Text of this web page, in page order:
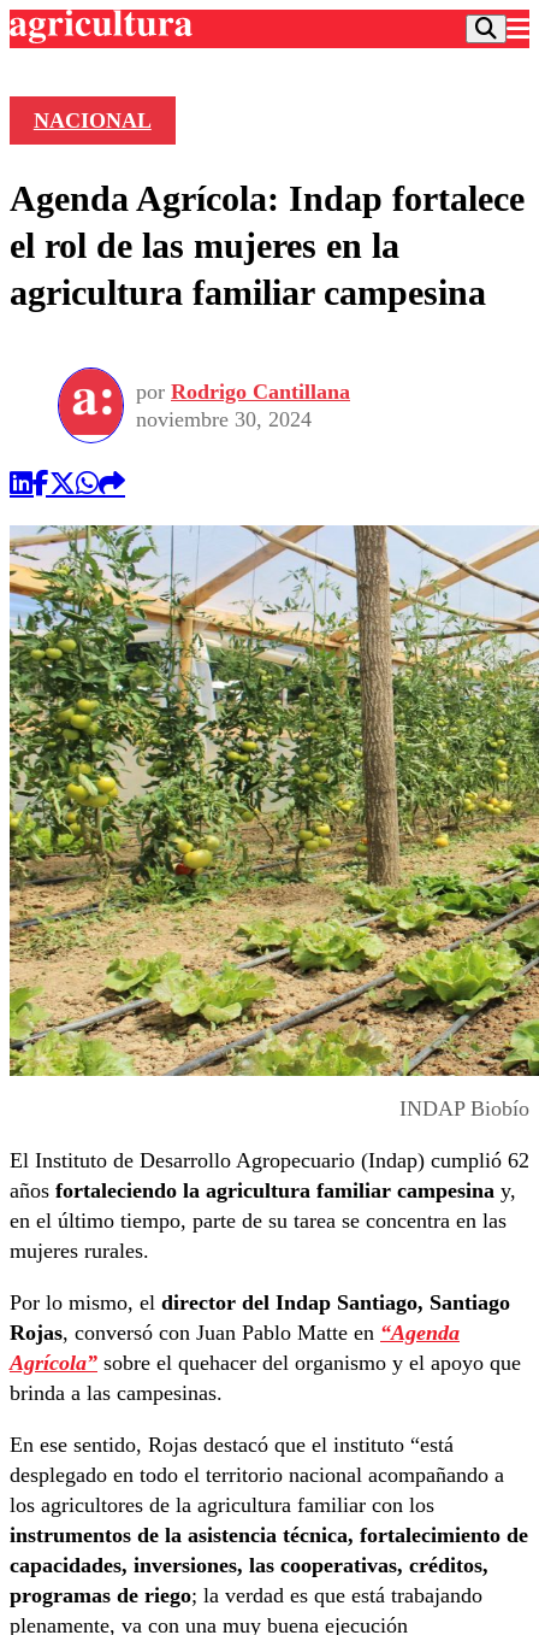
Frecuencias
Agricultura TV
Deportes
Colo Colo
Seleccion Chilena
Torneo Internacional
Universidad de Chile
Entretención
Economía
Internacional
Sustentabilidad
Publicaciones en medios
Opinión
NACIONAL
Agenda Agrícola: Indap fortalece
el rol de las mujeres en la
agricultura familiar campesina
por Rodrigo Cantillana
noviembre 30, 2024
INDAP Biobío
El Instituto de Desarrollo Agropecuario (Indap) cumplió 62
años fortaleciendo la agricultura familiar campesina y,
en el último tiempo, parte de su tarea se concentra en las
mujeres rurales.
Por lo mismo, el director del Indap Santiago, Santiago
Rojas, conversó con Juan Pablo Matte en “Agenda
Agrícola” sobre el quehacer del organismo y el apoyo que
brinda a las campesinas.
En ese sentido, Rojas destacó que el instituto “está
desplegado en todo el territorio nacional acompañando a
los agricultores de la agricultura familiar con los
instrumentos de la asistencia técnica, fortalecimiento de
capacidades, inversiones, las cooperativas, créditos,
programas de riego; la verdad es que está trabajando
plenamente, va con una muy buena ejecución